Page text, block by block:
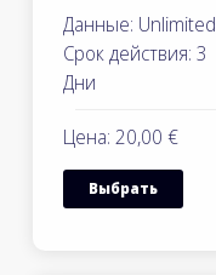
Данные: Unlimited
Срок действия: 3
Дни
Цена: 20,00 €
Выбрать